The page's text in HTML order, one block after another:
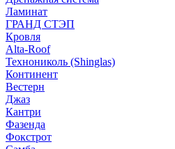
Ламинат
ГРАНД СТЭП
Кровля
Alta-Roof
Технониколь (Shinglas)
Континент
Вестерн
Джаз
Кантри
Фазенда
Фокстрот